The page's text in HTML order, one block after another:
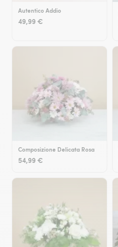
Autentico Addio
49,99 €
Composizione Delicata Rosa
54,99 €